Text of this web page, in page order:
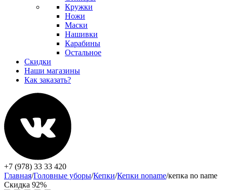
Кружки
Ножи
Маски
Нашивки
Карабины
Остальное
Скидки
Наши магазины
Как заказать?
+7 (978) 33 33 420
Главная/Головные уборы/Кепки/Кепки noname/кепка no name
Скидка 92%